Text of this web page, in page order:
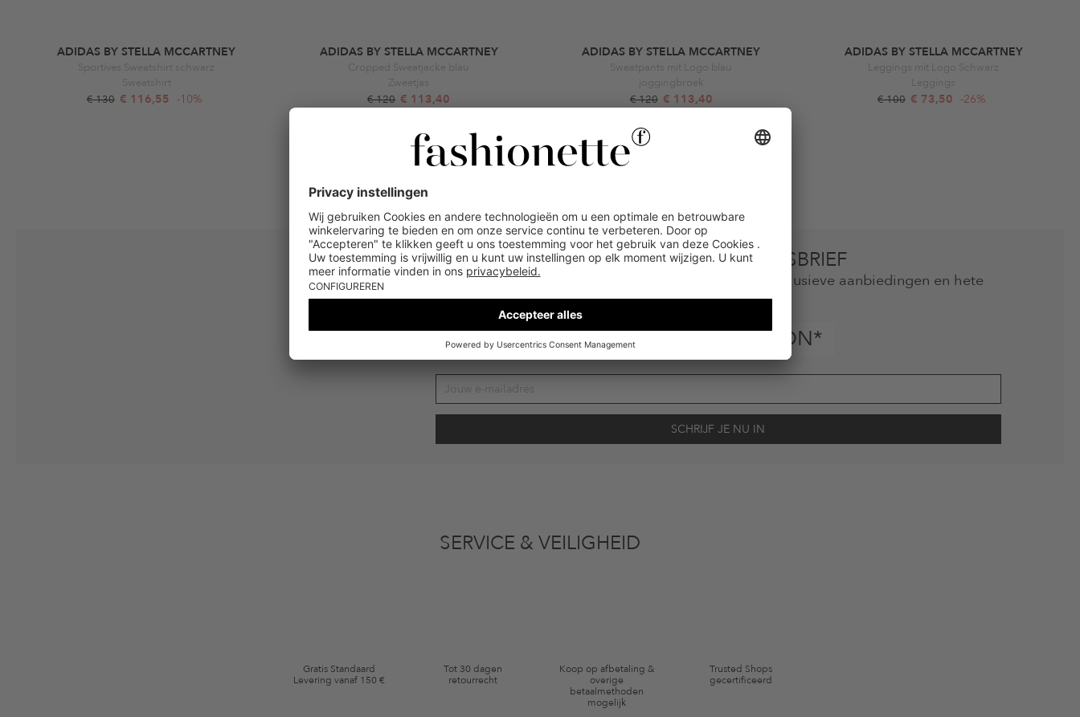
ADIDAS BY STELLA MCCARTNEY
Sportives Sweatshirt schwarz
Sweatshirt
€ 130 € 116,55 -10%
ADIDAS BY STELLA MCCARTNEY
Cropped Sweatjacke blau
Zweetjas
€ 120 € 113,40
ADIDAS BY STELLA MCCARTNEY
Sweatpants mit Logo blau
joggingbroek
€ 120 € 113,40
ADIDAS BY STELLA MCCARTNEY
Leggings mit Logo Schwarz
Leggings
€ 100 € 73,50 -26%
FASHIONETTE NIEUWSBRIEF
Schrijf je nu in voor de nieuwsbrief en mis geen exclusieve aanbiedingen en hete
deals
10% KORTINGSBON*
SERVICE & VEILIGHEID
Gratis Standaard
Levering vanaf 150 €
Tot 30 dagen
retourrecht
Koop op afbetaling &
overige
betaalmethoden
mogelijk
Trusted Shops
gecertificeerd